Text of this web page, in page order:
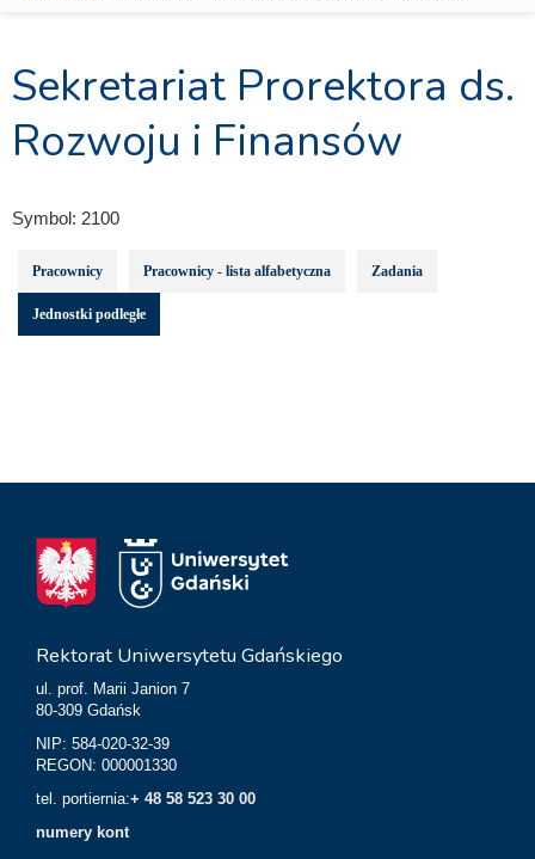
Sekretariat Prorektora ds.
Rozwoju i Finansów
Symbol: 2100
Pracownicy Pracownicy - lista alfabetyczna Zadania
Jednostki podległe
Rektorat Uniwersytetu Gdańskiego
ul. prof. Marii Janion 7
80-309 Gdańsk
NIP: 584-020-32-39
REGON: 000001330
tel. portiernia:+ 48 58 523 30 00
numery kont